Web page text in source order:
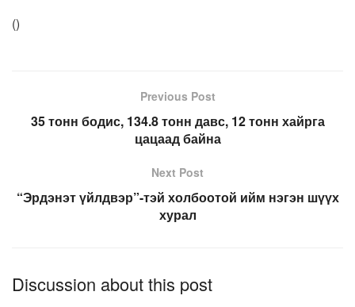
()
Previous Post
35 тонн бодис, 134.8 тонн давс, 12 тонн хайрга
цацаад байна
Next Post
“Эрдэнэт үйлдвэр”-тэй холбоотой ийм нэгэн шүүх
хурал
Discussion about this post